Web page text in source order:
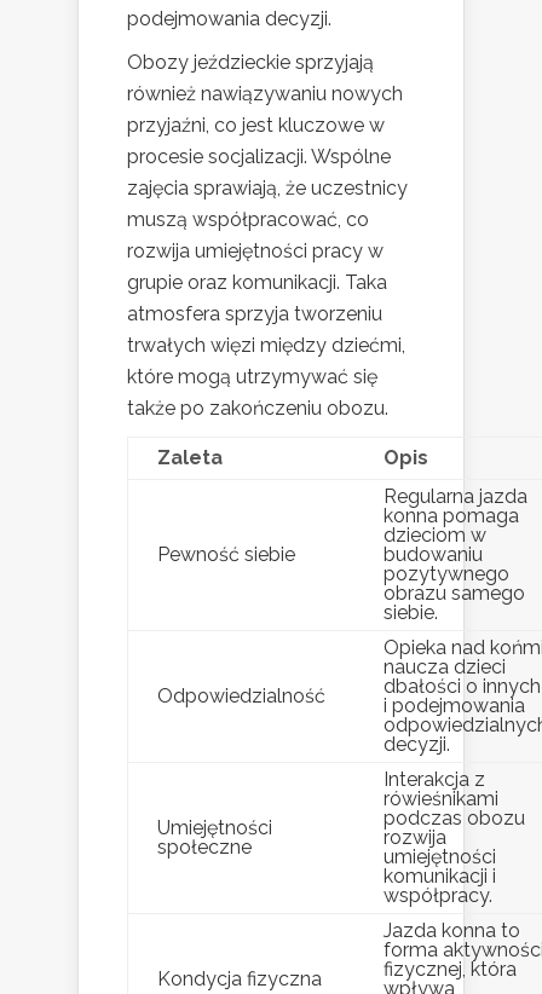
podejmowania decyzji.
Obozy jeździeckie sprzyjają
również nawiązywaniu nowych
przyjaźni, co jest kluczowe w
procesie socjalizacji. Wspólne
zajęcia sprawiają, że uczestnicy
muszą współpracować, co
rozwija umiejętności pracy w
grupie oraz komunikacji. Taka
atmosfera sprzyja tworzeniu
trwałych więzi między dziećmi,
które mogą utrzymywać się
także po zakończeniu obozu.
Zaleta Opis
Pewność siebie
Regularna jazda
konna pomaga
dzieciom w
budowaniu
pozytywnego
obrazu samego
siebie.
Odpowiedzialność
Opieka nad
naucza dzieci
dbałości o innych
i podejmowania
decyzji.
Umiejętności
społeczne
Interakcja z
rówieśnikami
podczas obozu
rozwija
umiejętności
komunikacji i
współpracy.
Kondycja fizyczna
Jazda konna to
forma
fizycznej, która
wpływa